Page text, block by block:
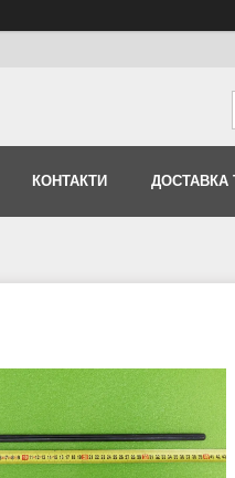
КОНТАКТИ ДОСТАВКА